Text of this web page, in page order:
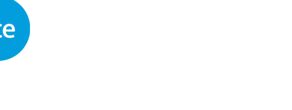
later releases.
import the fnddocGenerationSampleLwc datapack.